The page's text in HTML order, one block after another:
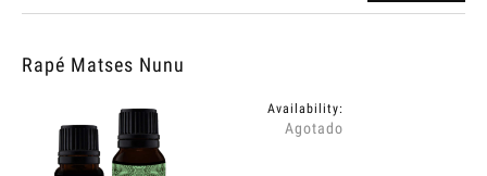
Rapé Matses Nunu
Availability:
Agotado